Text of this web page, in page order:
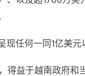
任何一同1亿美
得益于越南政府